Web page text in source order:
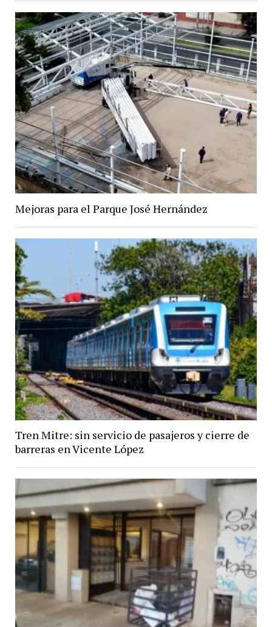
Mejoras para el Parque José Hernández
Tren Mitre: sin servicio de pasajeros y cierre de
barreras en Vicente López